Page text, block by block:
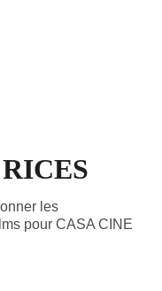
les
pour CASA CINE